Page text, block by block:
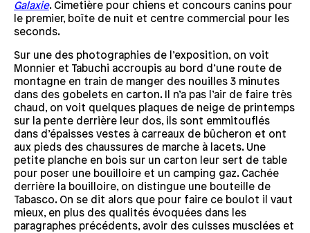
Galaxie. Cimetière pour chiens et concours canins pour
le premier, boîte de nuit et centre commercial pour les
seconds.
Sur une des photographies de l’exposition, on voit
Monnier et Tabuchi accroupis au bord d’une route de
montagne en train de manger des nouilles 3 minutes
dans des gobelets en carton. Il n’a pas l’air de faire très
chaud, on voit quelques plaques de neige de printemps
sur la pente derrière leur dos, ils sont emmitouflés
dans d’épaisses vestes à carreaux de bûcheron et ont
aux pieds des chaussures de marche à lacets. Une
petite planche en bois sur un carton leur sert de table
pour poser une bouilloire et un camping gaz. Cachée
derrière la bouilloire, on distingue une bouteille de
Tabasco. On se dit alors que pour faire ce boulot il vaut
mieux, en plus des qualités évoquées dans les
paragraphes précédents, avoir des cuisses musclées et